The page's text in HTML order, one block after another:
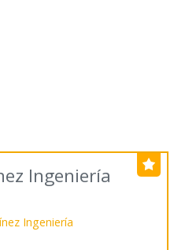
Ingeniería